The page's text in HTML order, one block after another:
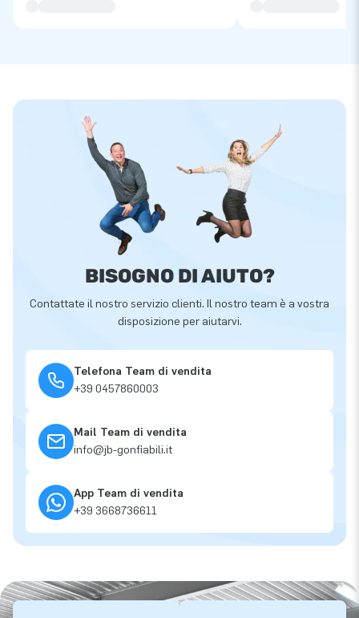
BISOGNO DI AIUTO?
Contattate il nostro servizio clienti. Il nostro team è a vostra
disposizione per aiutarvi.
Telefona Team di vendita
+39 0457860003
Mail Team di vendita
info@jb-gonfiabili.it
App Team di vendita
+39 3668736611